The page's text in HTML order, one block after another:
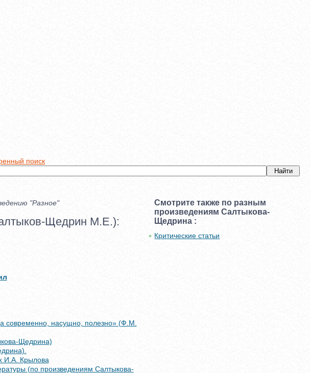
поиск
"Разное"
Щедрин М.Е.):
современно, насущно, полезно» (Ф.М.
Щедрина)
И.А. Крылова
(по произведениям Салтыкова-
Смотрите также по разным
произведениям Салтыкова-
Щедрина :
Критические статьи